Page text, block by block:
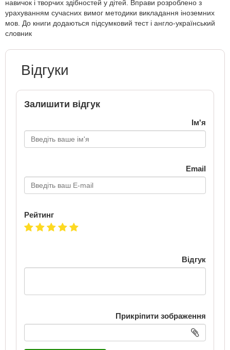
навичок і творчих здібностей у дітей. Вправи розроблено з
урахуванням сучасних вимог методики викладання іноземних
мов. До книги додаються підсумковий тест і англо-український
словник
Відгуки
Залишити відгук
Ім'я
Email
Рейтинг
Відгук
Прикріпити зображення